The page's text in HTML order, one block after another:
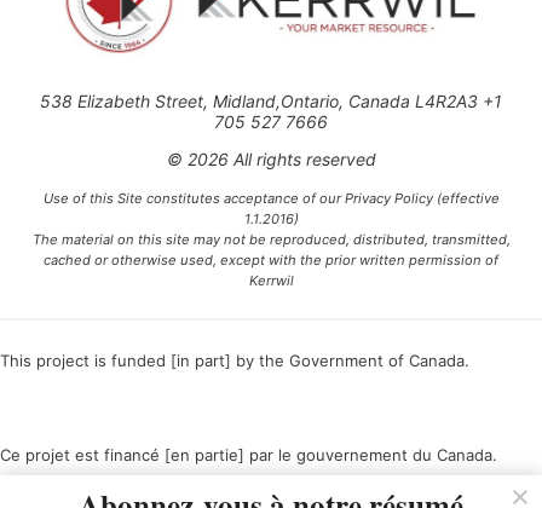
538 Elizabeth Street, Midland,Ontario, Canada L4R2A3 +1
705 527 7666
© 2026 All rights reserved
Use of this Site constitutes acceptance of our Privacy Policy (effective
1.1.2016)
The material on this site may not be reproduced, distributed, transmitted,
cached or otherwise used, except with the prior written permission of
Kerrwil
This project is funded [in part] by the Government of Canada.
Ce projet est financé [en partie] par le gouvernement du Canada.